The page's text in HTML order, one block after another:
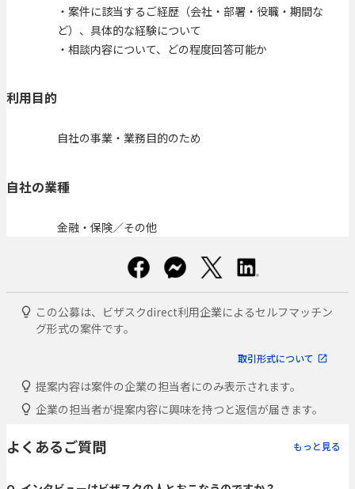
・案件に該当するご経歴（会社・部署・役職・期間な
ど）、具体的な経験について
・相談内容について、どの程度回答可能か
利用目的
自社の事業・業務目的のため
自社の業種
金融・保険／その他
この公募は、ビザスクdirect利用企業によるセルフマッチン
グ形式の案件です。
取引形式について
提案内容は案件の企業の担当者にのみ表示されます。
企業の担当者が提案内容に興味を持つと返信が届きます。
よくあるご質問 もっと見る